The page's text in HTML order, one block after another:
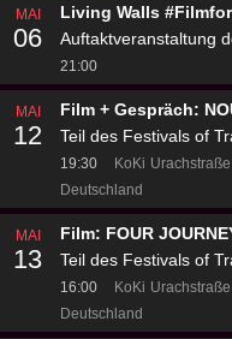
MAI
06
Living Walls
Auftaktveranstaltung
21:00
MAI
12
Film + Gespräch:
Teil des Festivals of
19:30 KoKi
Deutschland
MAI
13
Film: FOUR
Teil des Festivals of
16:00 KoKi
Deutschland